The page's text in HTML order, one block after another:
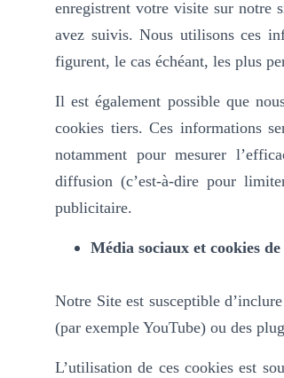
enregistrent votre visite sur notre
avez suivis. Nous utilisons ces
figurent, le cas échéant, les plus
Il est également possible que
cookies tiers. Ces informations
notamment pour mesurer
diffusion (c’est-à-dire pour
publicitaire.
Média sociaux et cookies
Notre Site est susceptible
(par exemple YouTube) ou des
L’utilisation de ces cookies est